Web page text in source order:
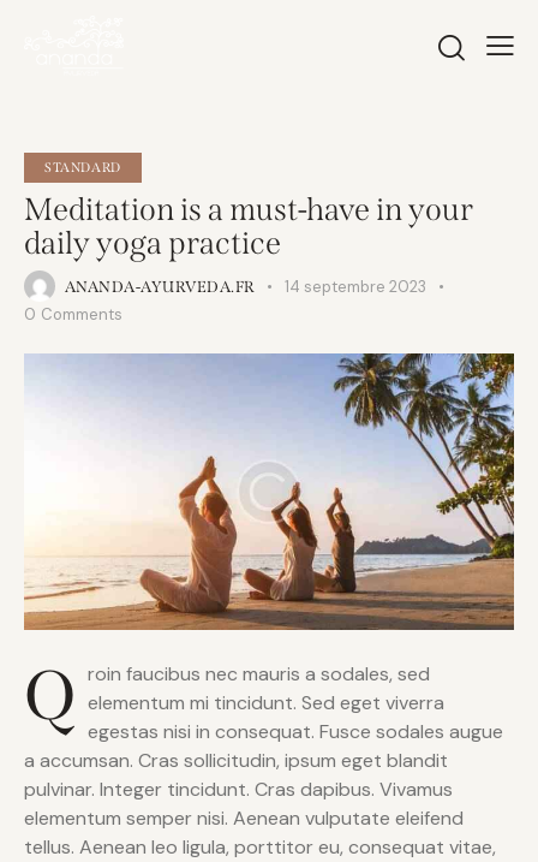
STANDARD
Meditation is a must-have in your
daily yoga practice
ANANDA-AYURVEDA.FR
14 septembre 2023
0 Comments
Q roin faucibus nec mauris a sodales, sed
elementum mi tincidunt. Sed eget viverra
egestas nisi in consequat. Fusce sodales augue
a accumsan. Cras sollicitudin, ipsum eget blandit
pulvinar. Integer tincidunt. Cras dapibus. Vivamus
elementum semper nisi. Aenean vulputate eleifend
tellus. Aenean leo ligula, porttitor eu, consequat vitae,